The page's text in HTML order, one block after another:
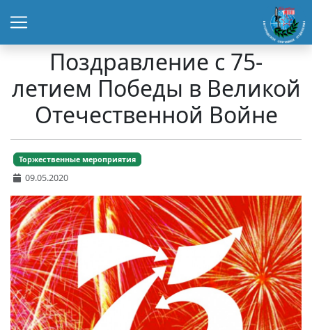
Поздравление с 75-
летием Победы в Великой
Отечественной Войне
Торжественные мероприятия
09.05.2020